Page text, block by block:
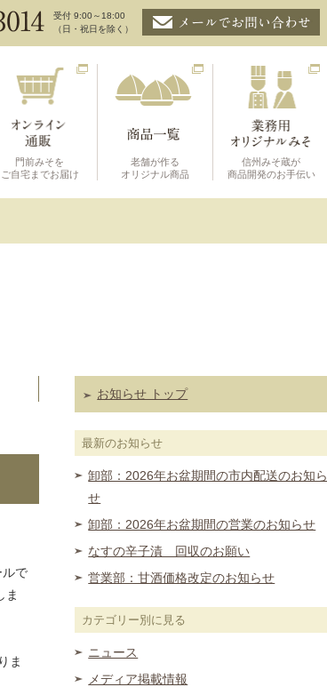
受付 9:00～18:00
（日・祝日を除く）
門前みそを
ご自宅までお届け
老舗が作る
オリジナル商品
信州みそ蔵が
商品開発のお手伝い
で
ま
ま
お知らせ トップ
最新のお知らせ
卸部：2026年お盆期間の市内配送のお知ら
せ
卸部：2026年お盆期間の営業のお知らせ
なすの辛子漬 回収のお願い
営業部：甘酒価格改定のお知らせ
カテゴリー別に見る
ニュース
メディア掲載情報